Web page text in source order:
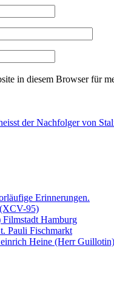
in diesem Browser für
der Nachfolger von
Erinnerungen.
95)
Hamburg
Pauli Fischmarkt
Heine (Herr Guillotin)